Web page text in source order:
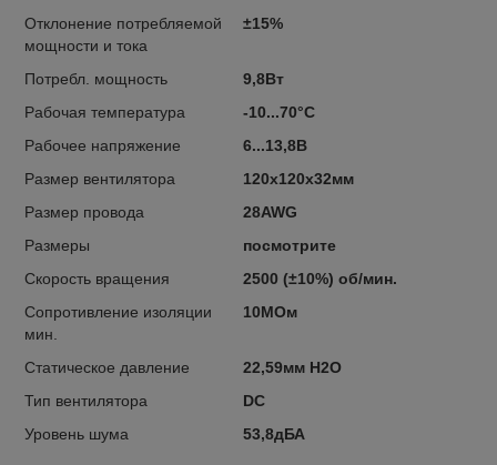
Отклонение потребляемой
мощности и тока
±15%
Потребл. мощность
9,8Вт
Рабочая температура
-10...70°C
Рабочее напряжение
6...13,8В
Размер вентилятора
120x120x32мм
Размер провода
28AWG
Размеры
посмотрите
Скорость вращения
2500 (±10%) об/мин.
Сопротивление изоляции
мин.
10МОм
Статическое давление
22,59мм H2O
Тип вентилятора
DC
Уровень шума
53,8дБА